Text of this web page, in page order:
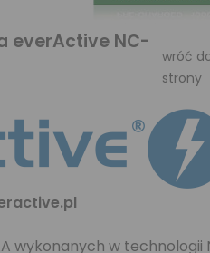
everActive NC-
wróć
strony
wykonanych w technologii